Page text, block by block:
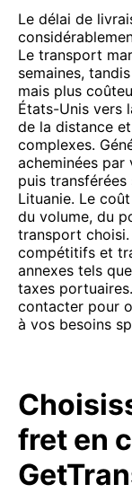
Le délai de
Le transport
semaines,
mais plus
États-Unis vers
de la distance
complexes.
acheminées
puis
Lituanie. Le
du volume, du
transport
compétitifs et
annexes tels
taxes
contacter pour
à vos besoins
fret en